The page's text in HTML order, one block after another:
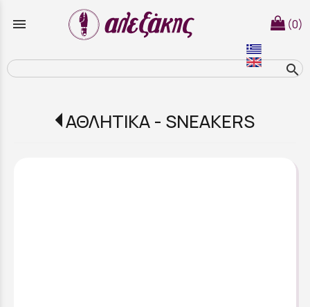
menu (0)
search
ΑΘΛΗΤΙΚΑ - SNEAKERS